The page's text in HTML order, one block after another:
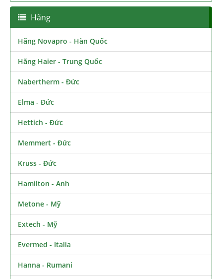
Hãng
Hãng Novapro - Hàn Quốc
Hãng Haier - Trung Quốc
Nabertherm - Đức
Elma - Đức
Hettich - Đức
Memmert - Đức
Kruss - Đức
Hamilton - Anh
Metone - Mỹ
Extech - Mỹ
Evermed - Italia
Hanna - Rumani